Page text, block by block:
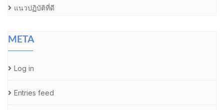
แนวปฏิบัติที่ดี
META
Log in
Entries feed